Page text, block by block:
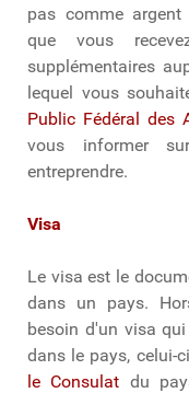
pas comme
que vous
supplémentaires
lequel vous
Public Fédéral des
vous informer
entreprendre.
Visa
Le visa est le
dans un pays.
besoin d'un visa
dans le pays, celui-
le Consulat du